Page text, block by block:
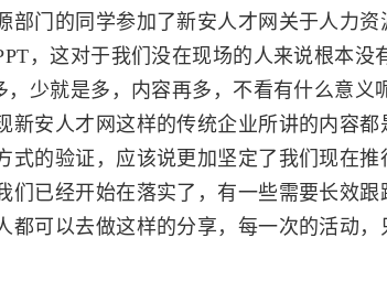
部门的同学参加了新安人才网关于人力
，这对于我们没在现场的人来说根本
，少就是多，内容再多，不看有什么意
新安人才网这样的传统企业所讲的内容
式的验证，应该说更加坚定了我们现在
们已经开始在落实了，有一些需要长效
都可以去做这样的分享，每一次的活动